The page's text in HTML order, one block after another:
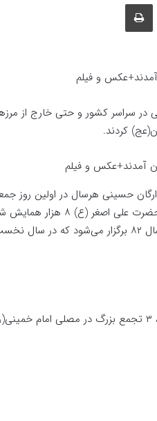
گذاری با ایمیل چاپ
و فیلم
سراسر کشور و حتی خارج از
کردند.
حسینی هرسال در اولین روز
برگزار می شود که امسال به گفته داوود منافی‌پور دبیر مجمع
حسینی در ایران و در ۴۵ کشور جهان برگزار می‌شود. این همایش از سال ۸۲ برگزار
امسال در شهر تهران علاوه بر مجالس کوچک‌تر هیأت‌ها و حسینیه‌ها، ۳ تجمع بزرگ در